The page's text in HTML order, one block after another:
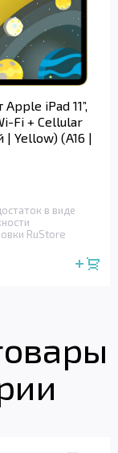
iPad 11”,
Fi + Cellular
Yellow) (A16 |
в виде
RuStore